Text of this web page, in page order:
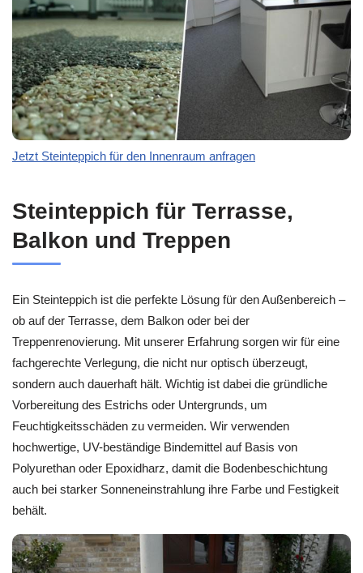
Jetzt Steinteppich für den Innenraum anfragen
Steinteppich für Terrasse,
Balkon und Treppen
Ein Steinteppich ist die perfekte Lösung für den Außenbereich –
ob auf der Terrasse, dem Balkon oder bei der
Treppenrenovierung. Mit unserer Erfahrung sorgen wir für eine
fachgerechte Verlegung, die nicht nur optisch überzeugt,
sondern auch dauerhaft hält. Wichtig ist dabei die gründliche
Vorbereitung des Estrichs oder Untergrunds, um
Feuchtigkeitsschäden zu vermeiden. Wir verwenden
hochwertige, UV-beständige Bindemittel auf Basis von
Polyurethan oder Epoxidharz, damit die Bodenbeschichtung
auch bei starker Sonneneinstrahlung ihre Farbe und Festigkeit
behält.